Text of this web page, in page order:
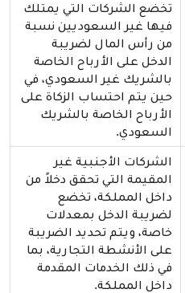
تخضع الشركات التي يمتلك
فيها غير السعوديين نسبة
من رأس المال لضريبة
الدخل على الأرباح الخاصة
بالشريك غير السعودي، في
حين يتم احتساب الزكاة على
الأرباح الخاصة بالشريك
السعودي.
الشركات الأجنبية غير
المقيمة التي تحقق دخلاً من
داخل المملكة، تخضع
لضريبة الدخل بمعدلات
خاصة، ويتم تحديد الضريبة
على الأنشطة التجارية، بما
في ذلك الخدمات المقدمة
داخل المملكة.